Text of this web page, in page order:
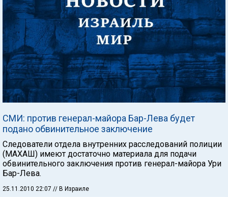
СМИ: против генерал-майора Бар-Лева будет
подано обвинительное заключение
Следователи отдела внутренних расследований полиции
(МАХАШ) имеют достаточно материала для подачи
обвинительного заключения против генерал-майора Ури
Бар-Лева.
25.11.2010 22:07 // В Израиле